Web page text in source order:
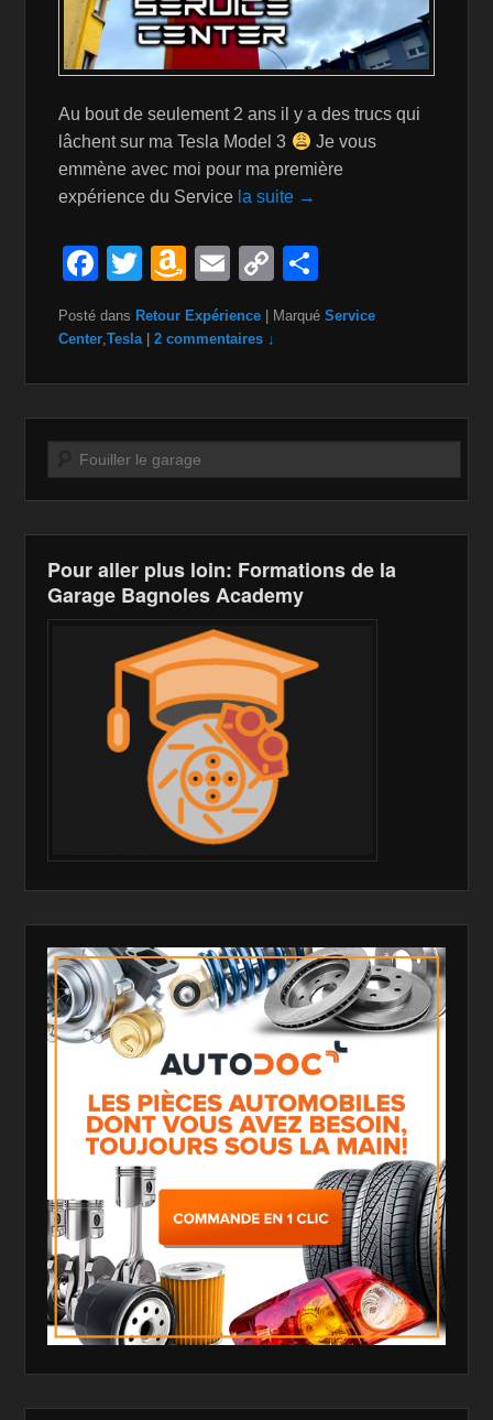
Au bout de seulement 2 ans il y a des trucs qui
lâchent sur ma Tesla Model 3
Je vous
emmène avec moi pour ma première
expérience du Service la suite →
F
c
o
o
k
T
tt
A
m
a
n
W
is
h
Li
st
E
ail
C
p
n
k
ta
Posté dans Retour Expérience Marqué Service
Center,Tesla |2 commentaires ↓
Recherche
Pour aller plus loin: Formations de la
Garage Bagnoles Academy